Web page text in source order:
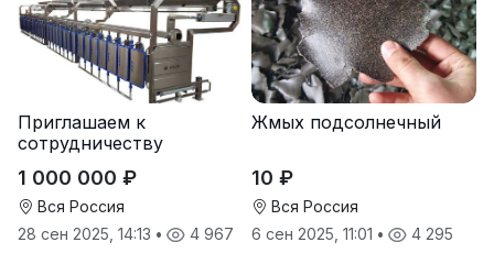
Приглашаем к
сотрудничеству
1 000 000 ₽
Вся Россия
28 сен 2025, 14:13 • 4 967
Жмых подсолнечный
10 ₽
Вся Россия
6 сен 2025, 11:01 • 4 295